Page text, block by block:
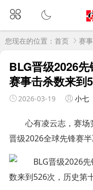
您现在的位置： 首页 赛
BLG晋级2026
赛事击杀数来到
2026-03-19 小七
心有凌云志，赛场
晋级2026全球先锋赛半